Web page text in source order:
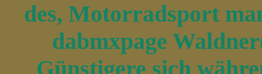
des, Motorradsport
dabmxpage
Günstigere sich